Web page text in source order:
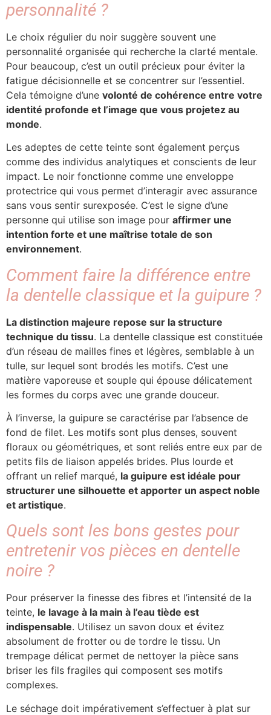
personnalité ?
Le choix régulier du noir suggère souvent une
personnalité organisée qui recherche la clarté mentale.
Pour beaucoup, c’est un outil précieux pour éviter la
fatigue décisionnelle et se concentrer sur l’essentiel.
Cela témoigne d’une volonté de cohérence entre votre
identité profonde et l’image que vous projetez au
monde.
Les adeptes de cette teinte sont également perçus
comme des individus analytiques et conscients de leur
impact. Le noir fonctionne comme une enveloppe
protectrice qui vous permet d’interagir avec assurance
sans vous sentir surexposée. C’est le signe d’une
personne qui utilise son image pour affirmer une
intention forte et une maîtrise totale de son
environnement.
Comment faire la différence entre
la dentelle classique et la guipure ?
La distinction majeure repose sur la structure
technique du tissu. La dentelle classique est constituée
d’un réseau de mailles fines et légères, semblable à un
tulle, sur lequel sont brodés les motifs. C’est une
matière vaporeuse et souple qui épouse délicatement
les formes du corps avec une grande douceur.
À l’inverse, la guipure se caractérise par l’absence de
fond de filet. Les motifs sont plus denses, souvent
floraux ou géométriques, et sont reliés entre eux par de
petits fils de liaison appelés brides. Plus lourde et
offrant un relief marqué, la guipure est idéale pour
structurer une silhouette et apporter un aspect noble
et artistique.
Quels sont les bons gestes pour
entretenir vos pièces en dentelle
noire ?
Pour préserver la finesse des fibres et l’intensité de la
teinte, le lavage à la main à l’eau tiède est
indispensable. Utilisez un savon doux et évitez
absolument de frotter ou de tordre le tissu. Un
trempage délicat permet de nettoyer la pièce sans
briser les fils fragiles qui composent ses motifs
complexes.
Le séchage doit impérativement s’effectuer à plat sur